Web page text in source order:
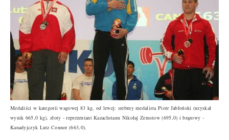
Medaliści w kategorii wagowej 83 kg, od lewej: srebrny medalista Piotr Jabłoński (uzyskał
wynik 665,0 kg), złoty - reprezentant Kazachstanu Nikołaj Zemstow (695,0) i brązowy -
Kanadyjczyk Lutz Connor (663,0).